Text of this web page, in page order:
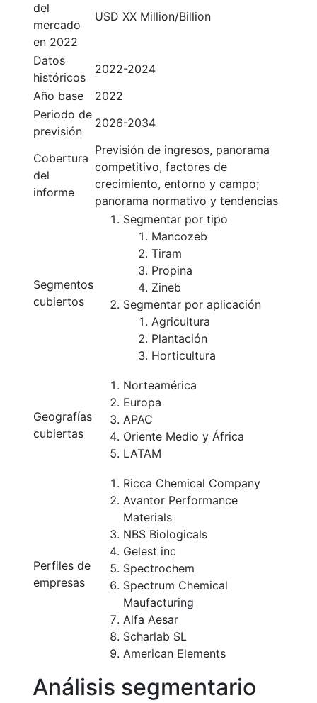
del
mercado
en 2022
USD XX Million/Billion
Datos
históricos
2022-2024
Año base
2022
Periodo de
previsión
2026-2034
Cobertura
del
informe
Previsión de ingresos, panorama
competitivo, factores de
crecimiento, entorno y campo;
panorama normativo y tendencias
Segmentos
cubiertos
Segmentar por tipo
Mancozeb
Tiram
Propina
Zineb
Segmentar por aplicación
Agricultura
Plantación
Horticultura
Geografías
cubiertas
Norteamérica
Europa
APAC
Oriente Medio y África
LATAM
Perfiles de
empresas
Ricca Chemical Company
Avantor Performance
Materials
NBS Biologicals
Gelest inc
Spectrochem
Spectrum Chemical
Maufacturing
Alfa Aesar
Scharlab SL
American Elements
Análisis segmentario